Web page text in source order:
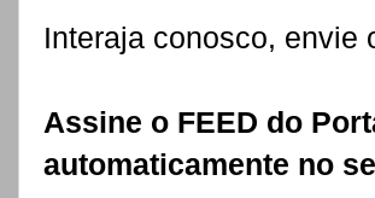
Interaja conosco, envie
Assine o FEED do
automaticamente no